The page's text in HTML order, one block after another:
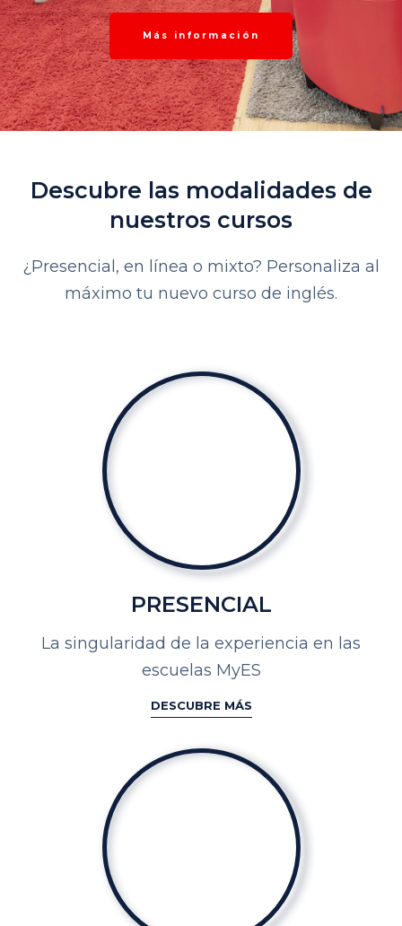
Más información
Descubre las modalidades de
nuestros cursos
¿Presencial, en línea o mixto? Personaliza al
máximo tu nuevo curso de inglés.
PRESENCIAL
La singularidad de la experiencia en las
escuelas MyES
DESCUBRE MÁS